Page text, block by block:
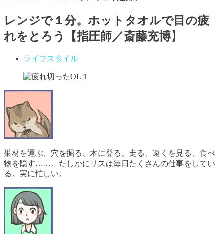
レンジで１分。ホットタオルで目の疲
れをとろう【指圧師／斎藤充博】
ライフスタイル
巣材を運ぶ、穴を掘る、木に登る、走る、遠くを見る、食べ
物を隠す……。たしかにリスは毎日たくさんの仕事をしてい
る。実に忙しい。